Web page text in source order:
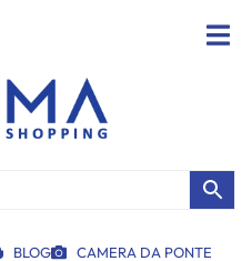
BLOG CAMERA DA PONTE